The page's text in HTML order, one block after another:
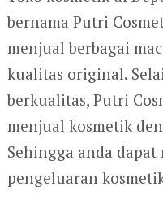
bernama Putri
menjual berbagai
kualitas original.
berkualitas, Putri
menjual kosmetik
Sehingga anda
pengeluaran